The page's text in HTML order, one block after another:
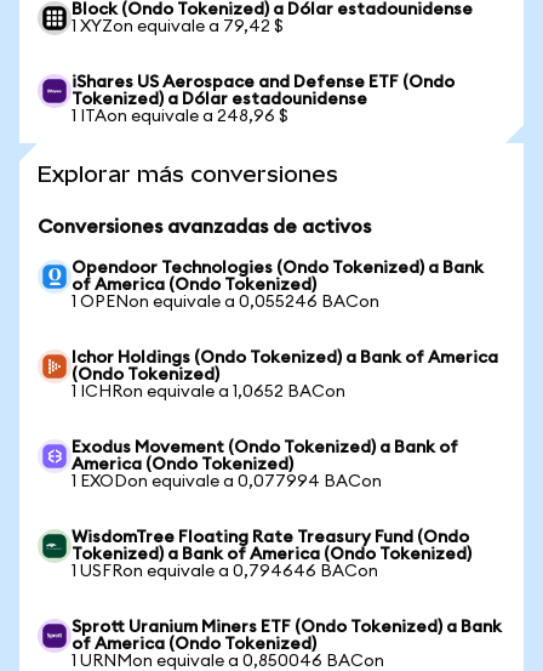
Block (Ondo Tokenized) a Dólar estadounidense
1 XYZon equivale a 79,42 $
iShares US Aerospace and Defense ETF (Ondo
Tokenized) a Dólar estadounidense
1 ITAon equivale a 248,96 $
Explorar más conversiones
Conversiones avanzadas de activos
Opendoor Technologies (Ondo Tokenized) a Bank
of America (Ondo Tokenized)
1 OPENon equivale a 0,055246 BACon
Ichor Holdings (Ondo Tokenized) a Bank of America
(Ondo Tokenized)
1 ICHRon equivale a 1,0652 BACon
Exodus Movement (Ondo Tokenized) a Bank of
America (Ondo Tokenized)
1 EXODon equivale a 0,077994 BACon
WisdomTree Floating Rate Treasury Fund (Ondo
Tokenized) a Bank of America (Ondo Tokenized)
1 USFRon equivale a 0,794646 BACon
Sprott Uranium Miners ETF (Ondo Tokenized) a Bank
of America (Ondo Tokenized)
1 URNMon equivale a 0,850046 BACon